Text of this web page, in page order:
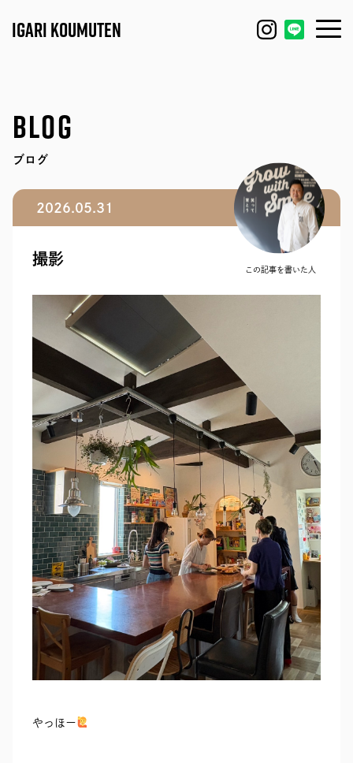
IGARI KOUMUTEN
MODEL HOUSE
IGARI FARM
COMPANY
STAFF
IGARI SOBA
RECRUIT
SEAS0N BY MYSELF
MAIL
メール・資料請求
RESERVATION
LINEから来店予約
TELEPHONE
0120-56-1207
BLOG
ブログ
2026.05.31
この記事を書いた人
撮影
やっほー